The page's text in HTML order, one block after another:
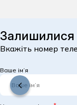
Залишилися
Вкажіть номер
Ваше ім’я